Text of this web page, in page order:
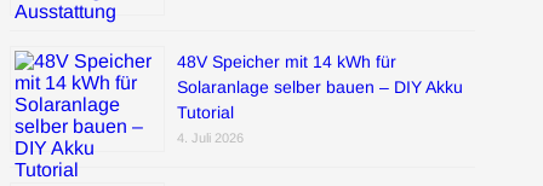
48V Speicher mit 14 kWh für
Solaranlage selber bauen – DIY Akku
Tutorial
4. Juli 2026